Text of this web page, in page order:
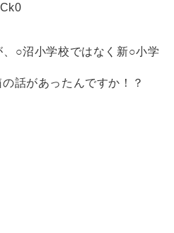
○沼小学校ではなく新○小学
話があったんですか！？